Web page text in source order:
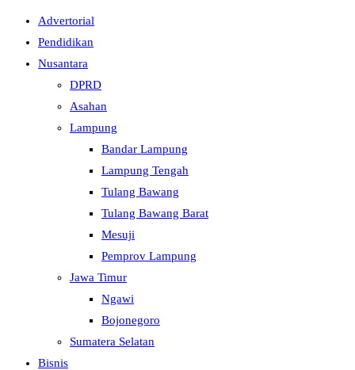
Advertorial
Pendidikan
Nusantara
DPRD
Asahan
Lampung
Bandar Lampung
Lampung Tengah
Tulang Bawang
Tulang Bawang Barat
Mesuji
Pemprov Lampung
Jawa Timur
Ngawi
Bojonegoro
Sumatera Selatan
Bisnis